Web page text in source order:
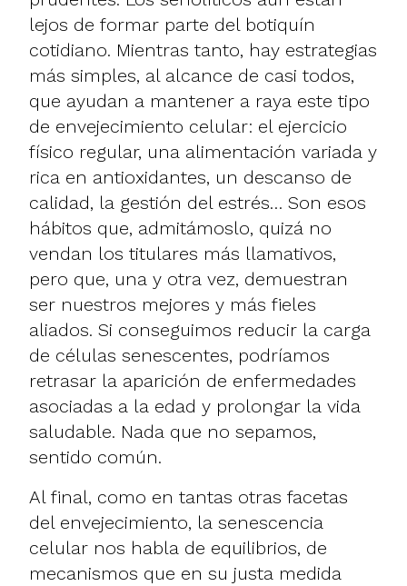
lejos de formar parte del botiquín
cotidiano. Mientras tanto, hay estrategias
más simples, al alcance de casi todos,
que ayudan a mantener a raya este tipo
de envejecimiento celular: el ejercicio
físico regular, una alimentación variada y
rica en antioxidantes, un descanso de
calidad, la gestión del estrés… Son esos
hábitos que, admitámoslo, quizá no
vendan los titulares más llamativos,
pero que, una y otra vez, demuestran
ser nuestros mejores y más fieles
aliados. Si conseguimos reducir la carga
de células senescentes, podríamos
retrasar la aparición de enfermedades
asociadas a la edad y prolongar la vida
saludable. Nada que no sepamos,
sentido común.
Al final, como en tantas otras facetas
del envejecimiento, la senescencia
celular nos habla de equilibrios, de
mecanismos que en su justa medida